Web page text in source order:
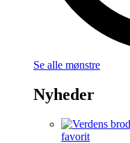
Se alle mønstre
Nyheder
favorit